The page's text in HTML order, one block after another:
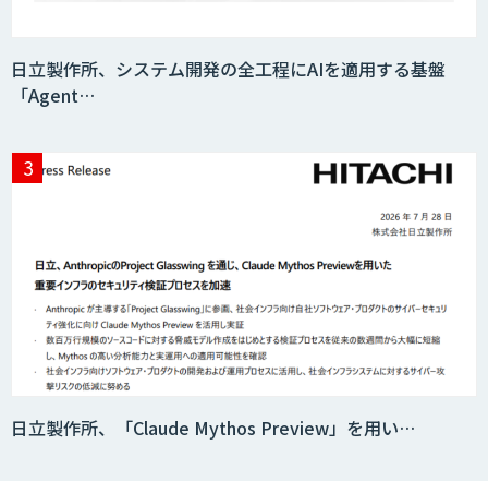
日立製作所、システム開発の全工程にAIを適用する基盤
「Agent…
日立製作所、「Claude Mythos Preview」を用い…